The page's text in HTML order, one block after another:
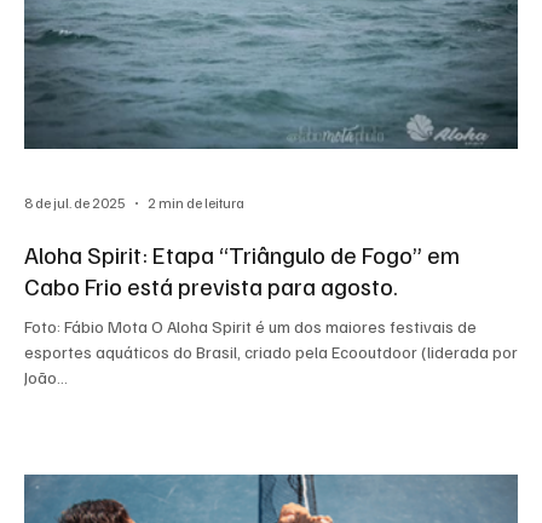
Aloha Spirit: Etapa “Triângulo de Fogo” em
Cabo Frio está prevista para agosto.
Foto: Fábio Mota O Aloha Spirit é um dos maiores festivais de
esportes aquáticos do Brasil, criado pela Ecooutdoor (liderada por
João...
8 de jul. de 2025 2 min de leitura